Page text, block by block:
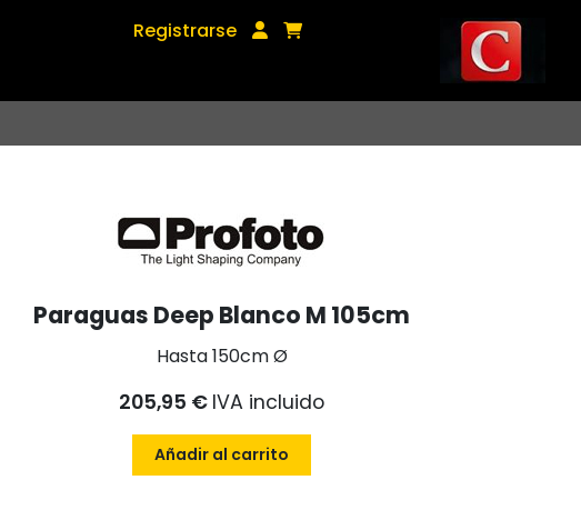
Registrarse
Paraguas Deep Blanco M 105cm
Hasta 150cm Ø
205,95 € IVA incluido
Añadir al carrito